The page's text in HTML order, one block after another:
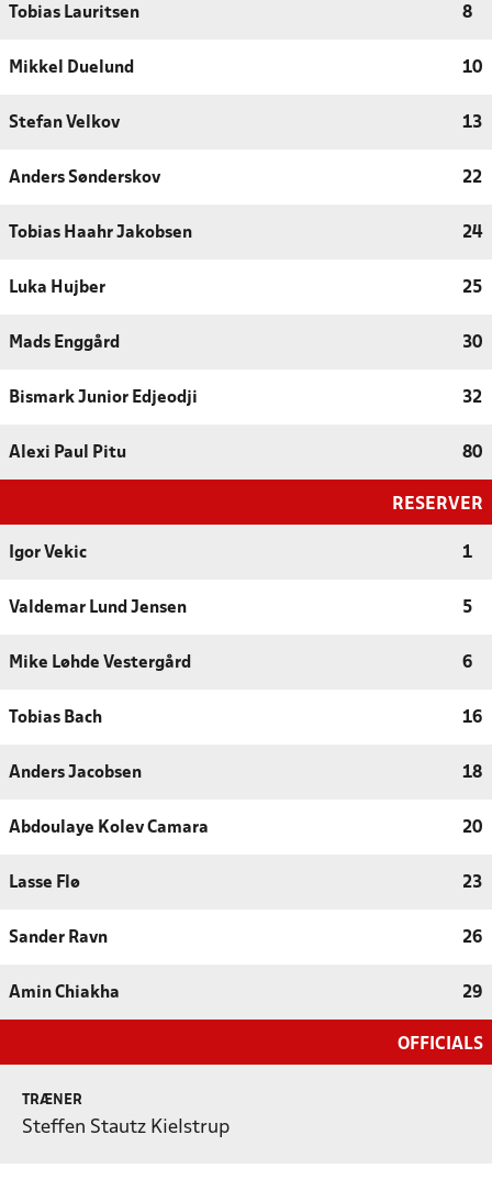
Tobias Lauritsen 8
Mikkel Duelund 10
Stefan Velkov 13
Anders Sønderskov 22
Tobias Haahr Jakobsen 24
Luka Hujber 25
Mads Enggård 30
Bismark Junior Edjeodji 32
Alexi Paul Pitu 80
RESERVER
Igor Vekic 1
Valdemar Lund Jensen 5
Mike Løhde Vestergård 6
Tobias Bach 16
Anders Jacobsen 18
Abdoulaye Kolev Camara 20
Lasse Flø 23
Sander Ravn 26
Amin Chiakha 29
OFFICIALS
TRÆNER
Steffen Stautz Kielstrup